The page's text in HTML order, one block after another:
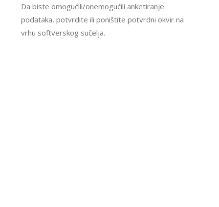
Da biste omogućili/onemogućili anketiranje
podataka, potvrdite ili poništite potvrdni okvir na
vrhu softverskog sučelja.